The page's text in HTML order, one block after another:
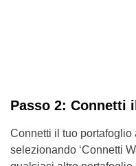
Passo 2: Connetti
Connetti il tuo portafoglio
selezionando ‘Connetti